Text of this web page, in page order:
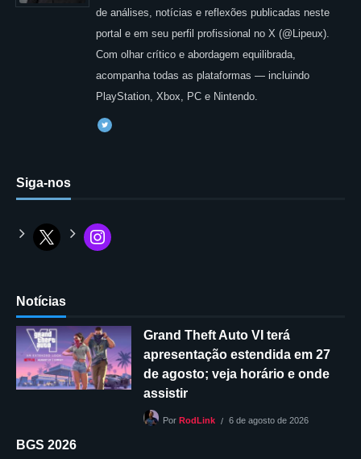
de análises, notícias e reflexões publicadas neste
portal e em seu perfil profissional no X (@Lipeux).
Com olhar crítico e abordagem equilibrada,
acompanha todas as plataformas — incluindo
PlayStation, Xbox, PC e Nintendo.
Siga-nos
Notícias
Grand Theft Auto VI terá
apresentação estendida em 27
de agosto; veja horário e onde
assistir
Por RodLink 6 de agosto de 2026
BGS 2026